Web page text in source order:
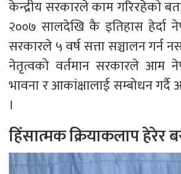
केन्द्रीय सरकारले काम गरिरहेको
२००७ सालदेखि कै इतिहास हेर्दा
सरकारले ५ वर्ष सत्ता सञ्चालन
नेतृत्वको वर्तमान सरकारले आम
भावना र आकांक्षालाई सम्बोधन
।
हिंसात्मक क्रियाकलाप हेरेर